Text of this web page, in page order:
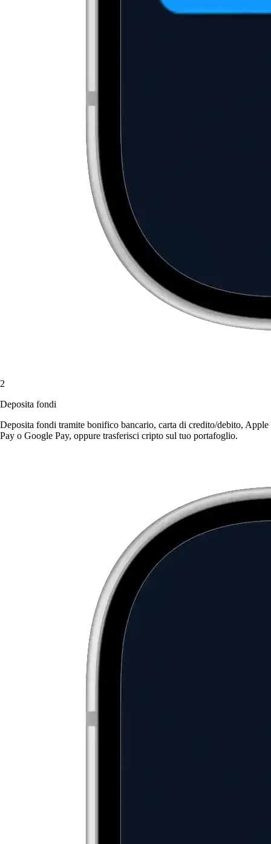
2
Deposita fondi
Deposita fondi tramite bonifico bancario, carta di credito/debito, Apple
Pay o Google Pay, oppure trasferisci cripto sul tuo portafoglio.